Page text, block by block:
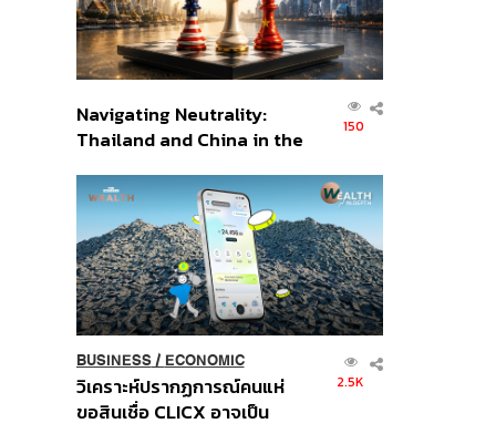
Navigating Neutrality:
Thailand and China in the
Order
150
BUSINESS/ ECONOMIC
วิเคราะห์ปรากฏการณ์คนแห่
ขอสินเชื่อ CLICX อาจเป็น
2.5K